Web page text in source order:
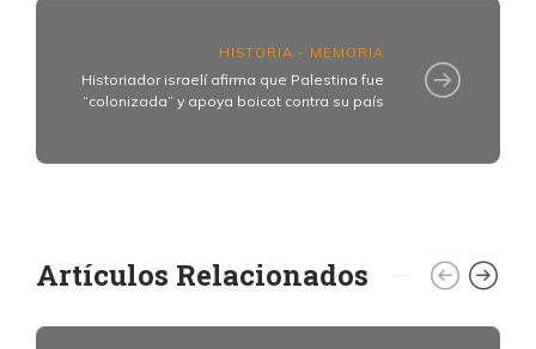
HISTORIA - MEMORIA
Historiador israelí afirma que Palestina fue
“colonizada” y apoya boicot contra su país
Artículos Relacionados